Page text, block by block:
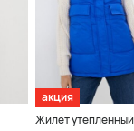
акция
Жилет